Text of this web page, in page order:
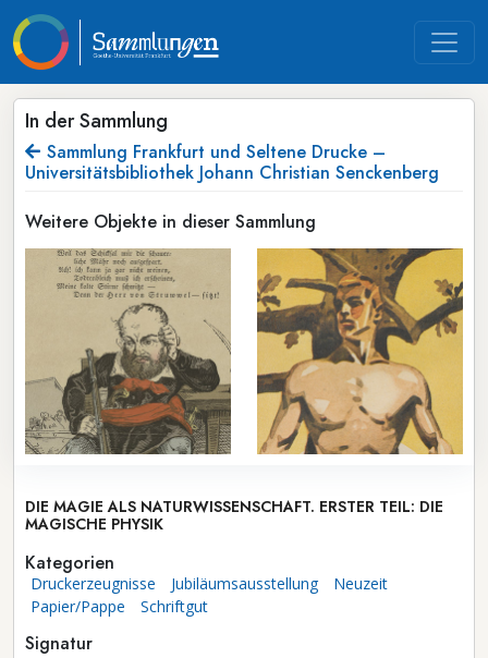
In der Sammlung
Sammlung Frankfurt und Seltene Drucke –
Universitätsbibliothek Johann Christian Senckenberg
Weitere Objekte in dieser Sammlung
DIE MAGIE ALS NATURWISSENSCHAFT. ERSTER TEIL: DIE
MAGISCHE PHYSIK
Kategorien
Druckerzeugnisse Jubiläumsausstellung
Neuzeit
Papier/Pappe
Schriftgut
Signatur